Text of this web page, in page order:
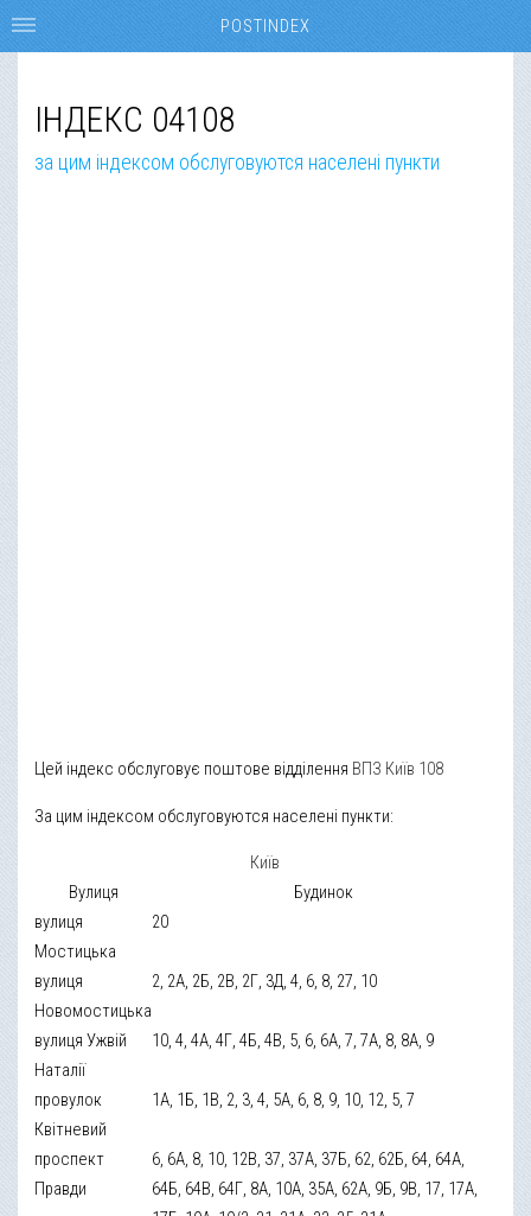
ІНДЕКС 04108
за цим індексом обслуговуются населені пункти
Цей індекс обслуговує поштове відділення ВПЗ Київ 108
За цим індексом обслуговуются населені пункти:
Київ
Вулиця
Будинок
вулиця
Мостицька
20
вулиця
Новомостицька
2, 2А, 2Б, 2В, 2Г, 3Д, 4, 6, 8, 27, 10
вулиця Ужвій
Наталії
10, 4, 4А, 4Г, 4Б, 4В, 5, 6, 6А, 7, 7А, 8, 8А, 9
провулок
Квітневий
1А, 1Б, 1В, 2, 3, 4, 5А, 6, 8, 9, 10, 12, 5, 7
проспект
Правди
6, 6А, 8, 10, 12В, 37, 37А, 37Б, 62, 62Б, 64, 64А,
64Б, 64В, 64Г, 8А, 10А, 35А, 62А, 9Б, 9В, 17, 17А,
POSTINDEX